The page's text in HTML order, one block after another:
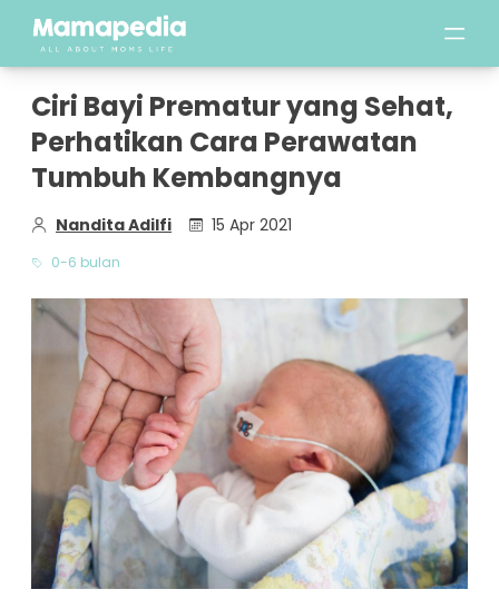
Ciri Bayi Prematur yang Sehat,
Perhatikan Cara Perawatan
Tumbuh Kembangnya
Nandita Adilfi 15 Apr 2021
0-6 bulan